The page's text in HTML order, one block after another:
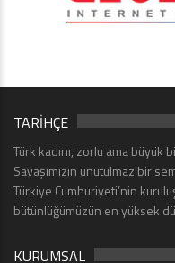
TARİHÇE
Türk kadını, zorlu ama
Savaşımızın unutulmaz bir
Türkiye Cumhuriyeti’nin
bütünlüğümüzün en yüksek
KURUMSAL